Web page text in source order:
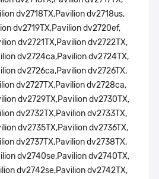
dv2718TX,Pavilion dv2718us,
dv2719TX,Pavilion dv2720ef,
dv2721TX,Pavilion dv2722TX,
dv2724ca,Pavilion dv2724TX,
dv2726ca,Pavilion dv2726TX,
dv2727TX,Pavilion dv2728ca,
dv2729TX,Pavilion dv2730TX,
dv2732TX,Pavilion dv2733TX,
dv2735TX,Pavilion dv2736TX,
dv2737TX,Pavilion dv2738TX,
dv2740se,Pavilion dv2740TX,
dv2742se,Pavilion dv2742TX,